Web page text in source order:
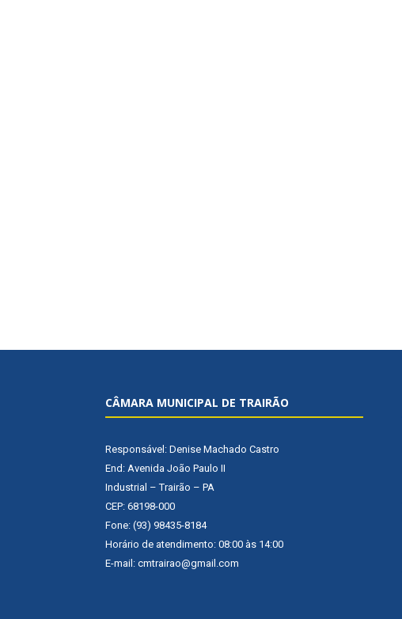
CÂMARA MUNICIPAL DE TRAIRÃO
Responsável: Denise Machado Castro
End: Avenida João Paulo II
Industrial – Trairão – PA
CEP: 68198-000
Fone: (93) 98435-8184
Horário de atendimento: 08:00 às 14:00
E-mail: cmtrairao@gmail.com